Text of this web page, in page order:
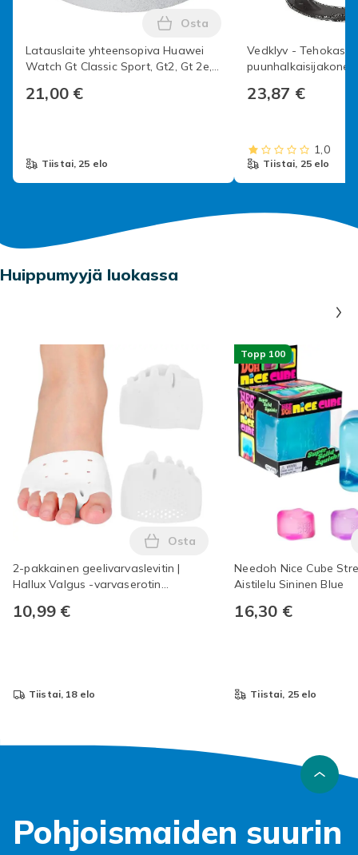
Latauslaite yhteensopiva Huawei
Watch Gt Classic Sport, Gt2, Gt 2e,
Watch Dream
21,00 €
Lisää Latauslaite
Osta
tiistai, 25 elo
Vedklyv - Tehokas
puunhalkaisijakone,
19,2 cm
23,87 €
1,0
tiistai, 25 elo
Huippumyyjä luokassa
2-pakkainen geelivarvaslevitin |
Hallux Valgus -varvaserotin
10,99 €
Lisää 2-pakkainen
Osta
tiistai, 18 elo
Topp 100
Needoh Nice Cube
Aistilelu Sininen Blue
16,30 €
tiistai, 25 elo
Pohjoismaiden suurin